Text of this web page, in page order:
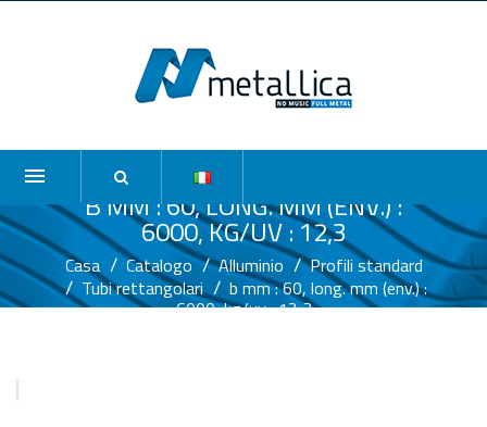
B MM : 60, LONG. MM (ENV.) :
6000, KG/UV : 12,3
Casa Catalogo Alluminio
Profili standard
Tubi rettangolari
b mm : 60, long. mm (env.) :
6000, kg/uv : 12,3